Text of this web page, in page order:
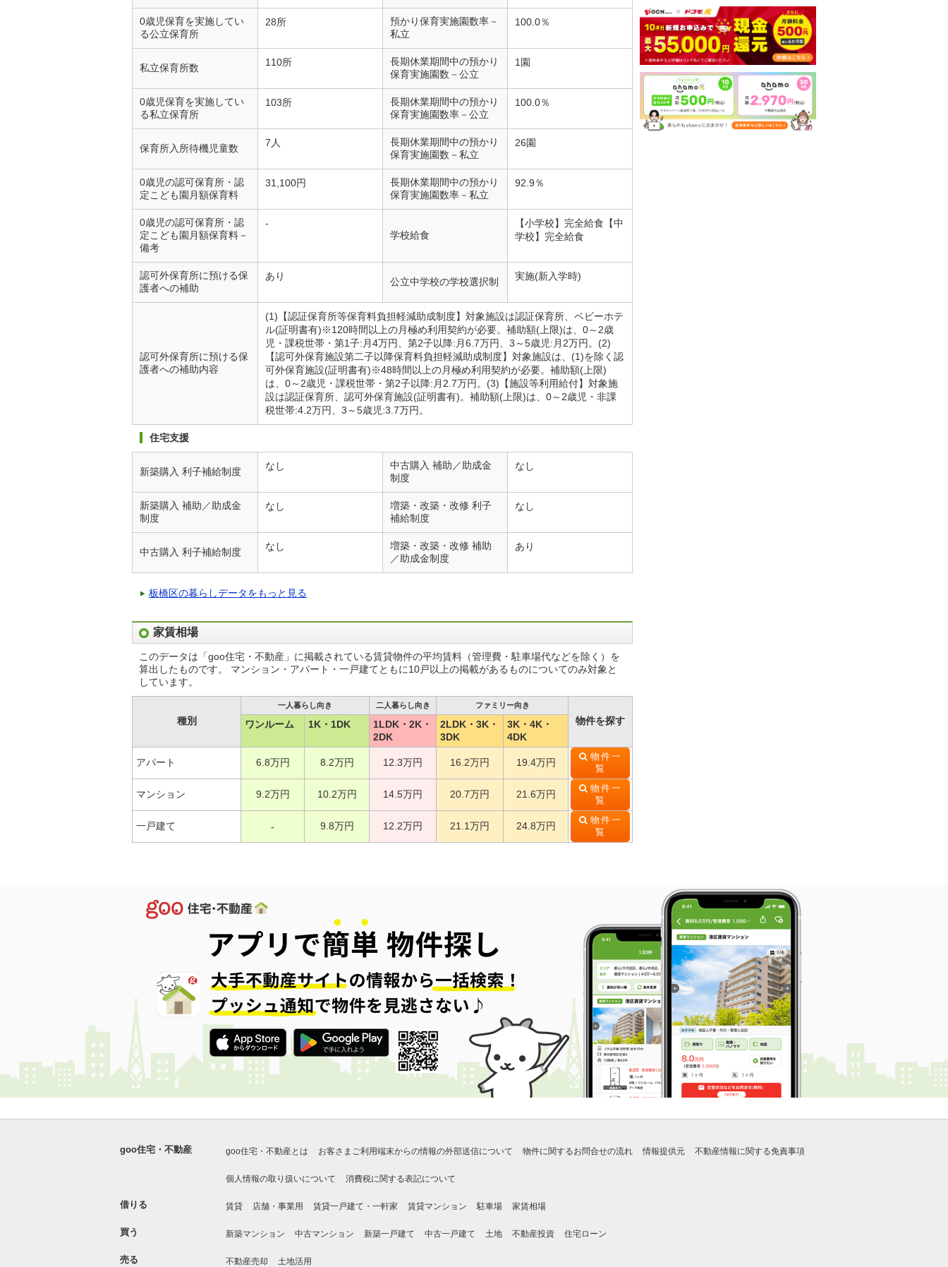
0歳児保育を実施してい
る公立保育所
28所
預かり保育実施園数率－
私立
100.0％
私立保育所数 110所
長期休業期間中の預かり
保育実施園数－公立
1園
0歳児保育を実施してい
る私立保育所
103所
長期休業期間中の預かり
保育実施園数率－公立
100.0％
保育所入所待機児童数 7人
長期休業期間中の預かり
保育実施園数－私立
26園
0歳児の認可保育所・認
定こども園月額保育料
31,100円
長期休業期間中の預かり
保育実施園数率－私立
92.9％
0歳児の認可保育所・認
定こども園月額保育料－
備考
-
学校給食
【小学校】完全給食【中
学校】完全給食
認可外保育所に預ける保
護者への補助
あり 公立中学校の学校選択制 実施(新入学時)
認可外保育所に預ける保
護者への補助内容
(1)【認証保育所等保育料負担軽減助成制度】対象施設は認証保育所、ベビーホテ
ル(証明書有)※120時間以上の月極め利用契約が必要。補助額(上限)は、0～2歳
児・課税世帯・第1子:月4万円、第2子以降:月6.7万円、3～5歳児:月2万円。(2)
【認可外保育施設第二子以降保育料負担軽減助成制度】対象施設は、(1)を除く認
可外保育施設(証明書有)※48時間以上の月極め利用契約が必要。補助額(上限)
は、0～2歳児・課税世帯・第2子以降:月2.7万円。(3)【施設等利用給付】対象施
設は認証保育所、認可外保育施設(証明書有)。補助額(上限)は、0～2歳児・非課
税世帯:4.2万円、3～5歳児:3.7万円。
住宅支援
新築購入 利子補給制度 なし
中古購入 補助／助成金
制度
なし
新築購入 補助／助成金
制度
なし
増築・改築・改修 利子
補給制度
なし
中古購入 利子補給制度 なし
増築・改築・改修 補助
／助成金制度
あり
板橋区の暮らしデータをもっと見る
家賃相場
このデータは「goo住宅・不動産」に掲載されている賃貸物件の平均賃料（管理費・駐車場代などを除く）を
算出したものです。 マンション・アパート・一戸建てともに10戸以上の掲載があるものについてのみ対象と
しています。
種別
一人暮らし向き 二人暮らし向き ファミリー向き
物件を探す
ワンルーム 1K・1DK
1LDK・2K・
2DK
2LDK・3K・
3DK
3K・4K・
4DK
アパート 6.8万円 8.2万円 12.3万円 16.2万円 19.4万円
物件一
覧
マンション 9.2万円 10.2万円 14.5万円 20.7万円 21.6万円
物件一
覧
一戸建て - 9.8万円 12.2万円 21.1万円 24.8万円
物件一
覧
goo住宅・不動産 goo住宅・不動産とは お客さまご利用端末からの情報の外部送信について 物件に関するお問合せの流れ 情報提供元 不動産情報に関する免責事項
個人情報の取り扱いについて 消費税に関する表記について
借りる 賃貸 店舗・事業用 賃貸一戸建て・一軒家 賃貸マンション 駐車場 家賃相場
買う 新築マンション 中古マンション 新築一戸建て 中古一戸建て 土地 不動産投資 住宅ローン
売る 不動産売却 土地活用